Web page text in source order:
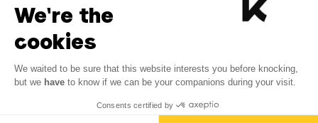
8.70€ 7.40€ -15% ?
Bespaar 1.30 € met K+
Toevoegen aan mandje
België/ NL
Alle rechten voorbehouden
We're the
cookies
We waited to be sure that this website interests you before knocking,
but we have to know if we can be your companions during your visit.
Consents certified by